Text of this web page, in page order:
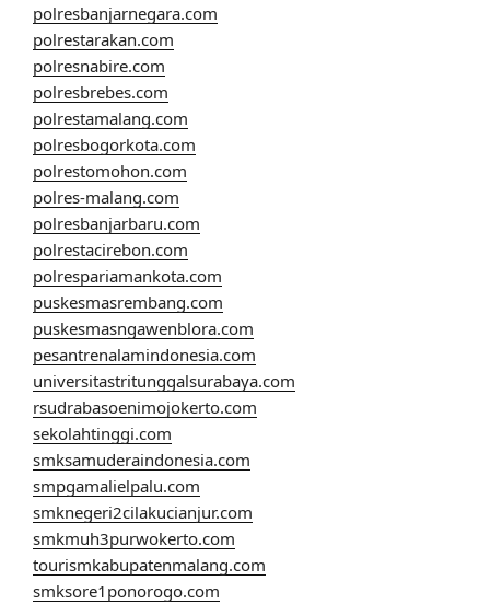
polresbanjarnegara.com
polrestarakan.com
polresnabire.com
polresbrebes.com
polrestamalang.com
polresbogorkota.com
polrestomohon.com
polres-malang.com
polresbanjarbaru.com
polrestacirebon.com
polrespariamankota.com
puskesmasrembang.com
puskesmasngawenblora.com
pesantrenalamindonesia.com
universitastritunggalsurabaya.com
rsudrabasoenimojokerto.com
sekolahtinggi.com
smksamuderaindonesia.com
smpgamalielpalu.com
smknegeri2cilakucianjur.com
smkmuh3purwokerto.com
tourismkabupatenmalang.com
smksore1ponorogo.com